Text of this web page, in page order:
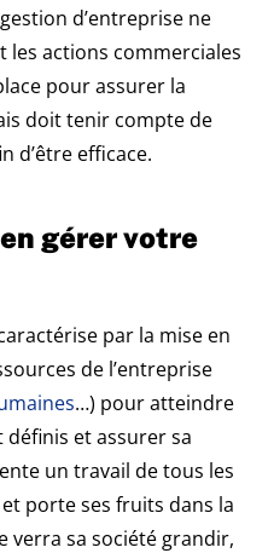
d’entreprise ne
actions commerciales
pour assurer la
doit tenir compte de
d’être efficace.
gérer votre
par la mise en
de l’entreprise
…) pour atteindre
et assurer sa
un travail de tous les
porte ses fruits dans la
verra sa société grandir,